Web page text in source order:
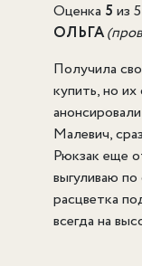
Оценка 5 из 5
ОЛЬГА
Получила
купить, но
Малевич,
Рюкзак еще
выгуливаю
расцветка
всегда на